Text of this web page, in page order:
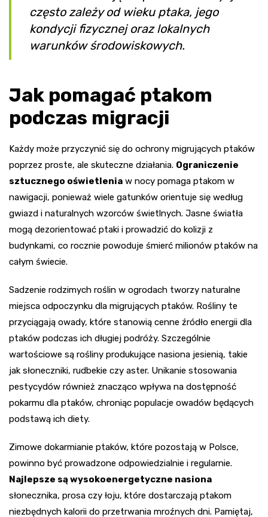
często zależy od wieku ptaka, jego
kondycji fizycznej oraz lokalnych
warunków środowiskowych.
Jak pomagać ptakom
podczas migracji
Każdy może przyczynić się do ochrony migrujących ptaków
poprzez proste, ale skuteczne działania. Ograniczenie
sztucznego oświetlenia w nocy pomaga ptakom w
nawigacji, ponieważ wiele gatunków orientuje się według
gwiazd i naturalnych wzorców świetlnych. Jasne światła
mogą dezorientować ptaki i prowadzić do kolizji z
budynkami, co rocznie powoduje śmierć milionów ptaków na
całym świecie.
Sadzenie rodzimych roślin w ogrodach tworzy naturalne
miejsca odpoczynku dla migrujących ptaków. Rośliny te
przyciągają owady, które stanowią cenne źródło energii dla
ptaków podczas ich długiej podróży. Szczególnie
wartościowe są rośliny produkujące nasiona jesienią, takie
jak słoneczniki, rudbekie czy aster. Unikanie stosowania
pestycydów również znacząco wpływa na dostępność
pokarmu dla ptaków, chroniąc populacje owadów będących
podstawą ich diety.
Zimowe dokarmianie ptaków, które pozostają w Polsce,
powinno być prowadzone odpowiedzialnie i regularnie.
Najlepsze są wysokoenergetyczne nasiona
słonecznika, prosa czy łoju, które dostarczają ptakom
niezbędnych kalorii do przetrwania mroźnych dni. Pamiętaj,